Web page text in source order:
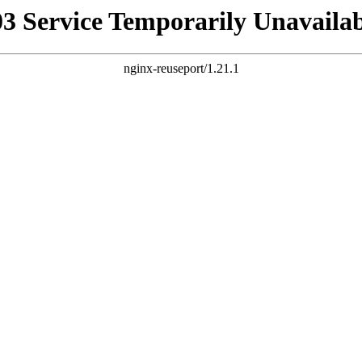
Service Temporarily
nginx-reuseport/1.21.1